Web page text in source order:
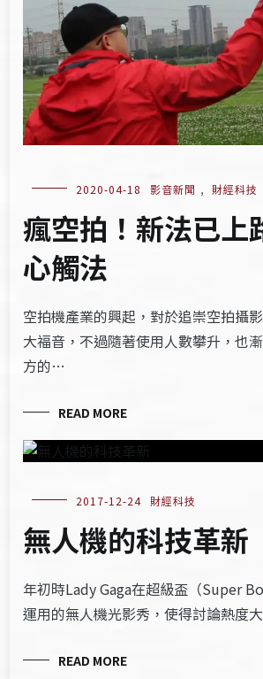
2020-04-18 影音新聞 , 財經科技
瘋空拍！新法已上
心觸法
空拍機產業的興起，對於追崇空拍攝
大福音，不過隨著使用人數攀升，也
方的…
READ MORE
2017-12-24 財經科技
無人機的科技革新
年初時Lady Gaga在超級盃（Super
運用的無人機光影秀，使得討論熱度
READ MORE